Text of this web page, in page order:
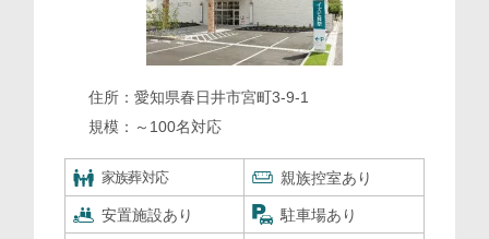
住所： 愛知県春日井市宮町3-9-1
規模： ～100名対応
家族葬対応 親族控室あり
安置施設あり 駐車場あり